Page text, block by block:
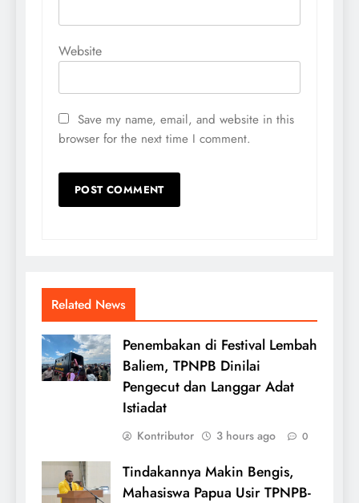
Website
Save my name, email, and website in this
browser for the next time I comment.
Related News
Penembakan di Festival Lembah
Baliem, TPNPB Dinilai
Pengecut dan Langgar Adat
Istiadat
Kontributor 3 hours ago 0
Tindakannya Makin Bengis,
Mahasiswa Papua Usir TPNPB-